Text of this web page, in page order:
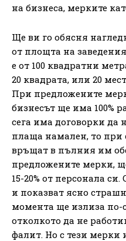
на бизнеса, мерките
Ще ви го обясня
от площта на
е от 100 квадратни
20 квадрата, или 20
При предложените
бизнесът ще има 100%
сега има договорки да
плаща намален, то при
връщат в пълния им
предложените мерки,
15-20% от персонала
и показват ясно
момента ще излиза по-
отколкото да не
фалит. Но с тези мерки